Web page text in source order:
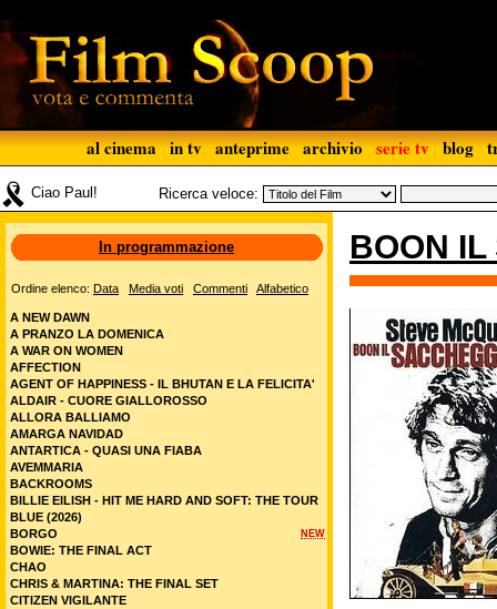
al cinema in tv anteprime archivio serie tv blog
Ciao Paul! Ricerca veloce:
BOON IL
In programmazione
Ordine elenco: Data Media voti Commenti Alfabetico
A NEW DAWN
A PRANZO LA DOMENICA
A WAR ON WOMEN
AFFECTION
AGENT OF HAPPINESS - IL BHUTAN E LA FELICITA'
ALDAIR - CUORE GIALLOROSSO
ALLORA BALLIAMO
AMARGA NAVIDAD
ANTARTICA - QUASI UNA FIABA
AVEMMARIA
BACKROOMS
BILLIE EILISH - HIT ME HARD AND SOFT: THE TOUR
BLUE (2026)
NEW
BORGO
BOWIE: THE FINAL ACT
CHAO
CHRIS & MARTINA: THE FINAL SET
CITIZEN VIGILANTE